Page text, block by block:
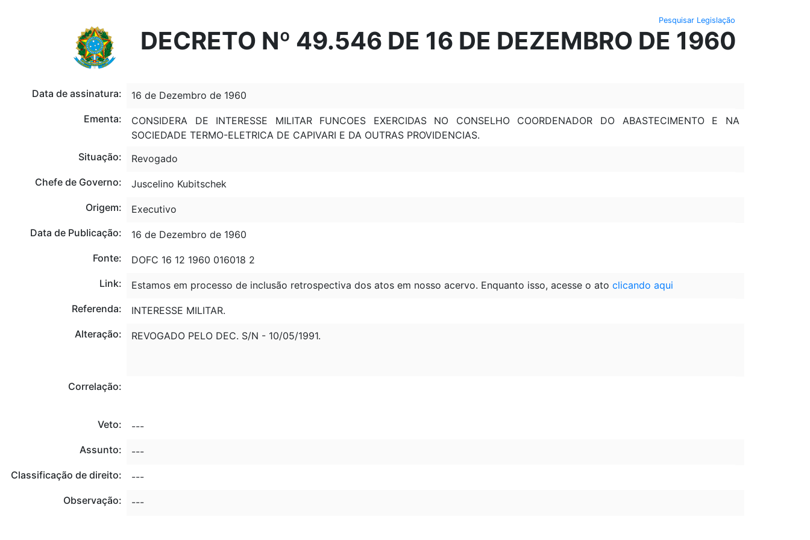
Pesquisar Legislação
DECRETO Nº 49.546 DE 16 DE DEZEMBRO DE 1960
Data de assinatura:
16 de Dezembro de 1960
Ementa:
CONSIDERA DE INTERESSE MILITAR FUNCOES EXERCIDAS NO CONSELHO COORDENADOR DO ABASTECIMENTO E NA
SOCIEDADE TERMO-ELETRICA DE CAPIVARI E DA OUTRAS PROVIDENCIAS.
Situação:
Revogado
Chefe de Governo:
Juscelino Kubitschek
Origem:
Executivo
Data de Publicação:
16 de Dezembro de 1960
Fonte:
DOFC 16 12 1960 016018 2
Link:
Estamos em processo de inclusão retrospectiva dos atos em nosso acervo. Enquanto isso, acesse o ato clicando aqui
Referenda:
INTERESSE MILITAR.
Alteração:
REVOGADO PELO DEC. S/N - 10/05/1991.
Correlação:
Veto:
---
Assunto:
---
Classificação de direito:
---
Observação:
---